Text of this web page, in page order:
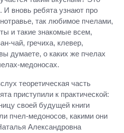
И вновь ребята узнают про
так любимое пчелами,
и такие знакомые всем,
чай, гречиха, клевер,
думаете, о каких же пчелах
медоносах.
теоретическая часть
приступили к практической:
своей будущей книги
пчел-медоносов, какими они
Александровна